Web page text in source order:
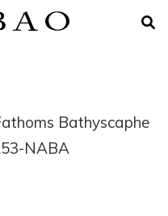
Bathyscaphe
NABA